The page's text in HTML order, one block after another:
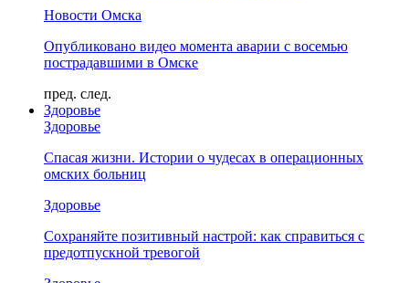
Новости Омска
Опубликовано видео момента аварии с восемью
пострадавшими в Омске
пред. след.
Здоровье
Здоровье
Спасая жизни. Истории о чудесах в операционных
омских больниц
Здоровье
Сохраняйте позитивный настрой: как справиться с
предотпускной тревогой